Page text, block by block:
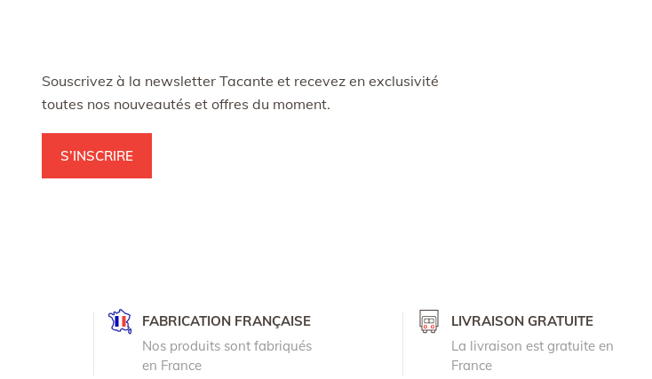
Souscrivez à la newsletter Tacante et recevez en exclusivité
toutes nos nouveautés et offres du moment.
S’INSCRIRE
FABRICATION FRANÇAISE
Nos produits sont fabriqués
en France
LIVRAISON GRATUITE
La livraison est gratuite en
France